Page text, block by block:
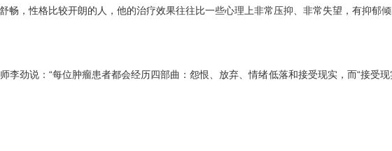
，性格比较开朗的人，他的治疗效果往往比一些心理上非常压抑、非常失望，有抑郁倾
劲说：“每位肿瘤患者都会经历四部曲：怨恨、放弃、情绪低落和接受现实，而“接受